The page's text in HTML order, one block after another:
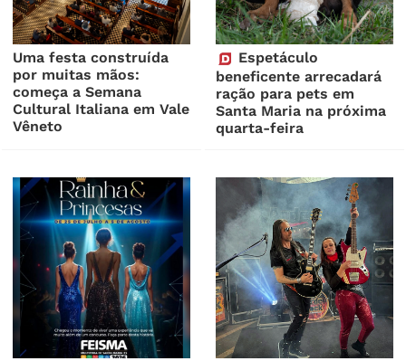
Uma festa construída
por muitas mãos:
começa a Semana
Cultural Italiana em Vale
Vêneto
Espetáculo
beneficente arrecadará
ração para pets em
Santa Maria na próxima
quarta-feira